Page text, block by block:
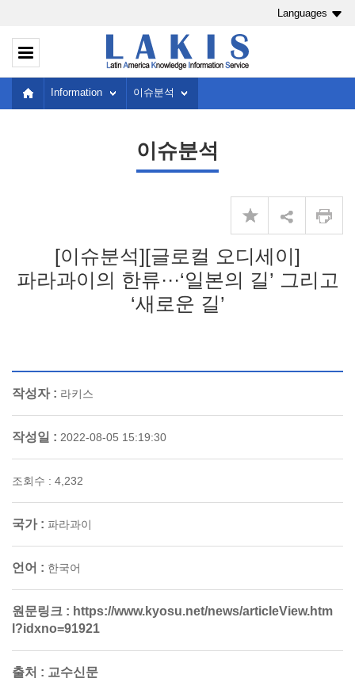
Languages
Information 이슈분석
이슈분석
[이슈분석][글로컬 오디세이]
파라과이의 한류···‘일본의 길’ 그리고
‘새로운 길’
작성자 : 라키스
작성일 : 2022-08-05 15:19:30
조회수 : 4,232
국가 : 파라과이
언어 : 한국어
원문링크 : https://www.kyosu.net/news/articleView.htm
l?idxno=91921
출처 : 교수신문